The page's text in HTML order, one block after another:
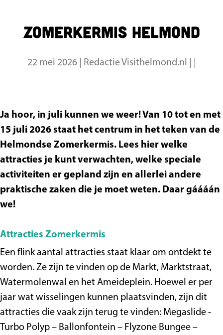
e
Zomerkermis Helmond
22 mei 2026 Redactie Visithelmond.nl
Ja hoor, in juli kunnen we weer! Van 10 tot en met
15 juli 2026 staat het centrum in het teken van de
Helmondse Zomerkermis. Lees hier welke
attracties je kunt verwachten, welke speciale
activiteiten er gepland zijn en allerlei andere
praktische zaken die je moet weten. Daar gáááán
we!
Attracties Zomerkermis
Een flink aantal attracties staat klaar om ontdekt te
worden. Ze zijn te vinden op de Markt, Marktstraat,
Watermolenwal en het Ameideplein. Hoewel er per
jaar wat wisselingen kunnen plaatsvinden, zijn dit
attracties die vaak zijn terug te vinden: Megaslide -
Turbo Polyp – Ballonfontein – Flyzone Bungee –